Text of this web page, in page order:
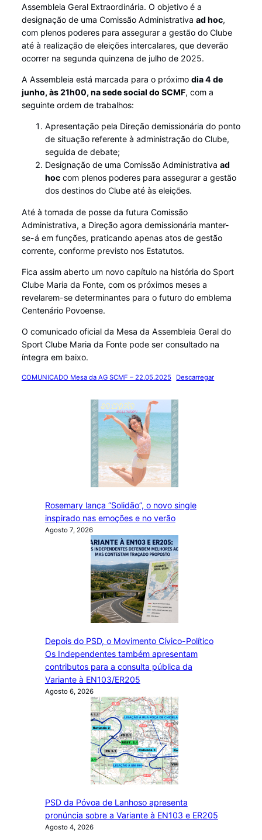
Assembleia Geral Extraordinária. O objetivo é a
designação de uma Comissão Administrativa ad hoc,
com plenos poderes para assegurar a gestão do Clube
até à realização de eleições intercalares, que deverão
ocorrer na segunda quinzena de julho de 2025.
A Assembleia está marcada para o próximo dia 4 de
junho, às 21h00, na sede social do SCMF, com a
seguinte ordem de trabalhos:
Apresentação pela Direção demissionária do ponto
de situação referente à administração do Clube,
seguida de debate;
Designação de uma Comissão Administrativa ad
hoccom plenos poderes para assegurar a gestão
dos destinos do Clube até às eleições.
Até à tomada de posse da futura Comissão
Administrativa, a Direção agora demissionária manter-
se-á em funções, praticando apenas atos de gestão
corrente, conforme previsto nos Estatutos.
Fica assim aberto um novo capítulo na história do Sport
Clube Maria da Fonte, com os próximos meses a
revelarem-se determinantes para o futuro do emblema
Centenário Povoense.
O comunicado oficial da Mesa da Assembleia Geral do
Sport Clube Maria da Fonte pode ser consultado na
íntegra em baixo.
COMUNICADO Mesa da AG SCMF – 22.05.2025 Descarregar
Rosemary lança “Solidão”, o novo single
inspirado nas emoções e no verão
Agosto 7, 2026
Depois do PSD, o Movimento Cívico-Político
Os Independentes também apresentam
contributos para a consulta pública da
Variante à EN103/ER205
Agosto 6, 2026
PSD da Póvoa de Lanhoso apresenta
pronúncia sobre a Variante à EN103 e ER205
Agosto 4, 2026